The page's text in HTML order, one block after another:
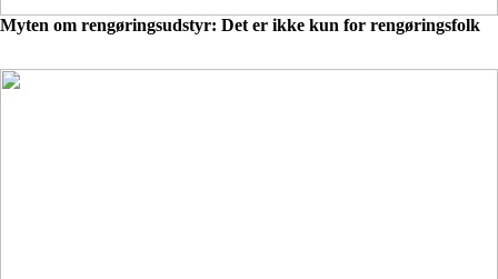
Myten om rengøringsudstyr: Det er ikke kun for rengøringsfolk